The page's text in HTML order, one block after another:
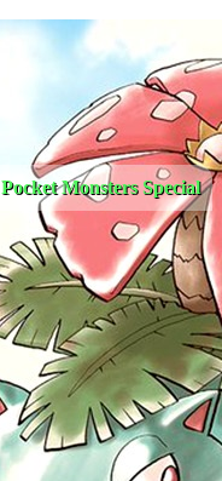
Pocket Monsters Special